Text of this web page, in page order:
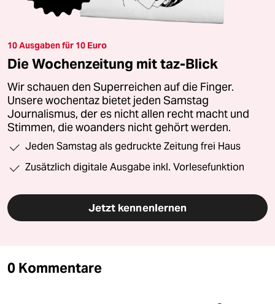
10 Ausgaben für 10 Euro
Die Wochenzeitung mit taz-Blick
Wir schauen den Superreichen auf die Finger.
Unsere wochentaz bietet jeden Samstag
Journalismus, der es nicht allen recht macht und
Stimmen, die woanders nicht gehört werden.
Jeden Samstag als gedruckte Zeitung frei Haus
Zusätzlich digitale Ausgabe inkl. Vorlesefunktion
Jetzt kennenlernen
0 Kommentare